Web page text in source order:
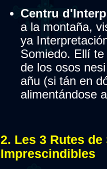
Centru
a la montaña,
ya
Somiedo. Ellí
de los osos
añu (si tán en
alimentándose
2. Les 3 Rutes
Imprescindibles